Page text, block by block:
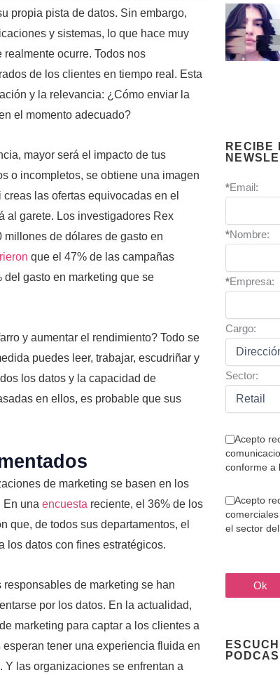
propia pista de datos. Sin embargo,
y sistemas, lo que hace muy
ocurre. Todos nos
de los clientes en tiempo real. Esta
y la relevancia: ¿Cómo enviar la
el momento adecuado?
mayor será el impacto de tus
o incompletos, se obtiene una imagen
las ofertas equivocadas en el
al garete. Los investigadores Rex
millones de dólares de gasto en
que el 47% de las campañas
gasto en marketing que se
y aumentar el rendimiento? Todo se
puedes leer, trabajar, escudriñar y
los datos y la capacidad de
en ellos, es probable que sus
de marketing se basen en los
En una encuesta reciente, el 36% de los
que, de todos sus departamentos, el
los datos con fines estratégicos.
de marketing se han
por los datos. En la actualidad,
marketing para captar a los clientes a
tener una experiencia fluida en
las organizaciones se enfrentan a
RECIBE
*Email:
*Nombre:
*Empresa:
Cargo:
Sector:
Acepto
conforme a
Acepto
el sector